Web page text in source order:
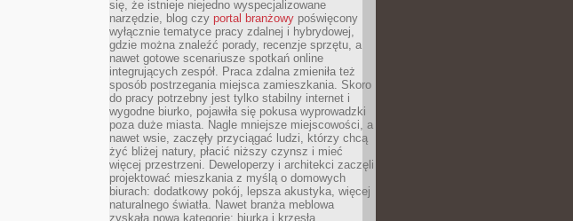
się, że istnieje niejedno wyspecjalizowane
narzędzie, blog czy portal branżowy poświęcony
wyłącznie tematyce pracy zdalnej i hybrydowej,
gdzie można znaleźć porady, recenzje sprzętu, a
nawet gotowe scenariusze spotkań online
integrujących zespół. Praca zdalna zmieniła też
sposób postrzegania miejsca zamieszkania. Skoro
do pracy potrzebny jest tylko stabilny internet i
wygodne biurko, pojawiła się pokusa wyprowadzki
poza duże miasta. Nagle mniejsze miejscowości, a
nawet wsie, zaczęły przyciągać ludzi, którzy chcą
żyć bliżej natury, płacić niższy czynsz i mieć
więcej przestrzeni. Deweloperzy i architekci zaczęli
projektować mieszkania z myślą o domowych
biurach: dodatkowy pokój, lepsza akustyka, więcej
naturalnego światła. Nawet branża meblowa
zyskała nową kategorię: biurka i krzesła